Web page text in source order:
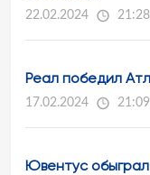
22.02.2024 21:28
Реал победил
17.02.2024 21:09
Ювентус